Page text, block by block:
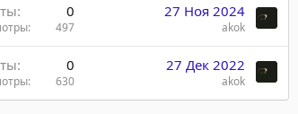
0
497
27 Ноя 2024
akok
0
630
27 Дек 2022
akok